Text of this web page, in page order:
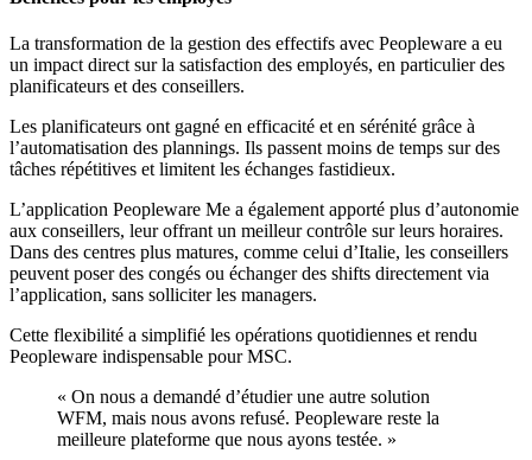
La transformation de la gestion des effectifs avec Peopleware a eu
un impact direct sur la satisfaction des employés, en particulier des
planificateurs et des conseillers.
Les planificateurs ont gagné en efficacité et en sérénité grâce à
l’automatisation des plannings. Ils passent moins de temps sur des
tâches répétitives et limitent les échanges fastidieux.
L’application Peopleware Me a également apporté plus d’autonomie
aux conseillers, leur offrant un meilleur contrôle sur leurs horaires.
Dans des centres plus matures, comme celui d’Italie, les conseillers
peuvent poser des congés ou échanger des shifts directement via
l’application, sans solliciter les managers.
Cette flexibilité a simplifié les opérations quotidiennes et rendu
Peopleware indispensable pour MSC.
« On nous a demandé d’étudier une autre solution
WFM, mais nous avons refusé. Peopleware reste la
meilleure plateforme que nous ayons testée. »